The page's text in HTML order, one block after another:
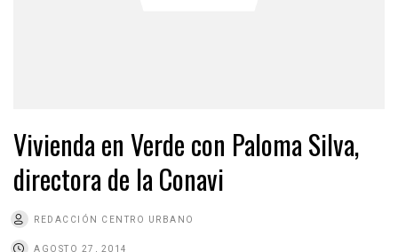
Vivienda en Verde con Paloma Silva,
directora de la Conavi
REDACCIÓN CENTRO URBANO
AGOSTO 27, 2014